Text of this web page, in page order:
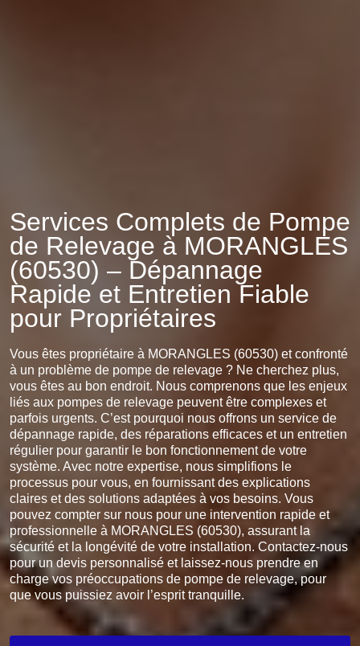
Services Complets de Pompe
de Relevage à MORANGLES
(60530) – Dépannage
Rapide et Entretien Fiable
pour Propriétaires
Vous êtes propriétaire à MORANGLES (60530) et confronté
à un problème de pompe de relevage ? Ne cherchez plus,
vous êtes au bon endroit. Nous comprenons que les enjeux
liés aux pompes de relevage peuvent être complexes et
parfois urgents. C’est pourquoi nous offrons un service de
dépannage rapide, des réparations efficaces et un entretien
régulier pour garantir le bon fonctionnement de votre
système. Avec notre expertise, nous simplifions le
processus pour vous, en fournissant des explications
claires et des solutions adaptées à vos besoins. Vous
pouvez compter sur nous pour une intervention rapide et
professionnelle à MORANGLES (60530), assurant la
sécurité et la longévité de votre installation. Contactez-nous
pour un devis personnalisé et laissez-nous prendre en
charge vos préoccupations de pompe de relevage, pour
que vous puissiez avoir l’esprit tranquille.